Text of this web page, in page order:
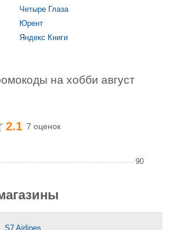
Четыре Глаза
Юрент
Яндекс Книги
на хобби август
2.1 7 оценок
90
S7 Airlines